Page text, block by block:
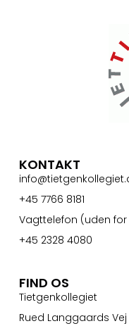
KONTAKT
+45 7766 8181
Vagttelefon (uden
+45 2328 4080
FIND OS
Tietgenkollegiet
Rued Langgaards Vej